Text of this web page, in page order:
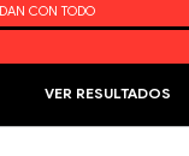
CON TODO
VER RESULTADOS